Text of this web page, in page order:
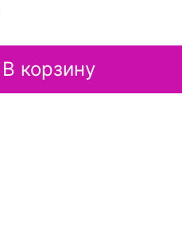
В корзину